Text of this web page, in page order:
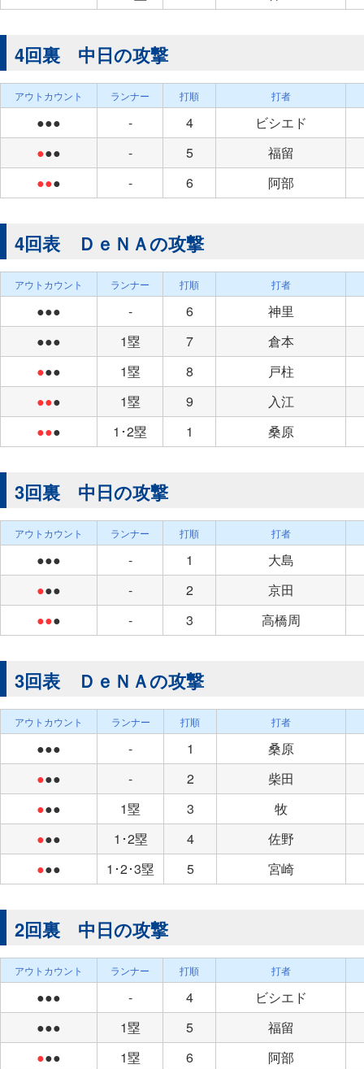
4回裏 中日の攻撃
アウトカウント ランナー 打順 打者
●●● - 4
ビシエド
●●● - 5
福留
●●● - 6 阿部
4回表 ＤｅＮＡの攻撃
アウトカウント ランナー 打順 打者
●●● - 6
神里
●●●
1塁 7
倉本
●●● 1塁 8
戸柱
●●● 1塁 9
入江
●●● 1･2塁 1 桑原
3回裏 中日の攻撃
アウトカウント ランナー 打順 打者
●●● - 1
大島
●●● - 2
京田
●●● - 3 高橋周
3回表 ＤｅＮＡの攻撃
アウトカウント ランナー 打順 打者
●●● - 1
桑原
●●● - 2
柴田
●●● 1塁 3
牧
●●● 1･2塁 4
佐野
●●● 1･2･3塁 5 宮崎
2回裏 中日の攻撃
アウトカウント ランナー 打順 打者
●●● - 4
ビシエド
●●●
1塁 5
福留
●●● 1塁 6
阿部